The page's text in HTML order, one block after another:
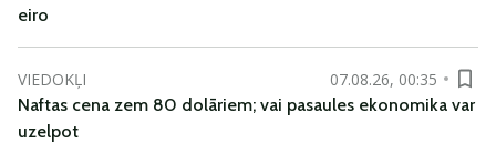
eiro
VIEDOKĻI
07.08.26, 00:35
Naftas cena zem 80 dolāriem; vai pasaules ekonomika var
uzelpot